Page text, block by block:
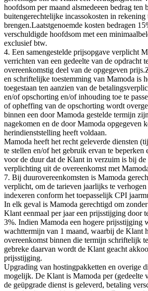
hoofdsom per maand alsmedeeen bedrag ten
buitengerechtelijke incassokosten in rekening
brengen.Laatstgenoemde kosten bedragen
verschuldigde hoofdsom met een
exclusief btw.
4. Een samengestelde prijsopgave verplicht
verrichten van een gedeelte van de opdracht
overeenkomstig deel van de opgegeven
en schriftelijke toestemming van Mamoda is
toegestaan ten aanzien van de
en/of opschorting en/of inhouding toe te
of opheffing van de opschorting wordt
binnen een door Mamoda gestelde termijn
nagekomen en de door Mamoda opgegeven
herindienststelling heeft voldaan.
Mamoda heeft het recht geleverde diensten
te stellen en/of het gebruik ervan te beperken
voor de duur dat de Klant in verzuim is bij
verplichting uit de overeenkomst met
7. Bij duurovereenkomsten is Mamoda
verplicht, om de tarieven jaarlijks te
indexeren conform het toepasselijk CPI
In elk geval is Mamoda gerechtigd om
Klant eenmaal per jaar een prijsstijging door
3%. Indien Mamoda een hogere prijsstijging
wachttermijn van 1 maand, waarbij de Klant
overeenkomst binnen die termijn schriftelijk
gebreke daarvan wordt de Klant geacht
prijsstijging.
Upgrading van hostingpakketten en overige
mogelijk. De Klant is Mamoda per (gedeelte
de geüpgrade dienst is geleverd, betaling